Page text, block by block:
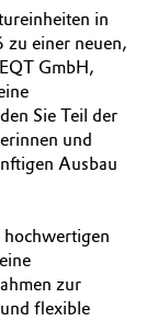
in
einer neuen,
GmbH,
Sie Teil der
und
Ausbau
zur
flexible